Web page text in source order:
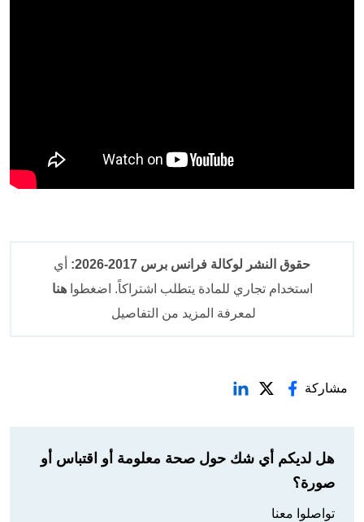
حقوق النشر لوكالة فرانس برس 2017-2026:
أي
استخدام تجاري للمادة يتطلب اشتراكاً. اضغطواهنا
لمعرفة المزيد من التفاصيل
مشاركة
هل لديكم أي شك حول صحة معلومة أو اقتباس أو
صورة؟
تواصلوا معنا